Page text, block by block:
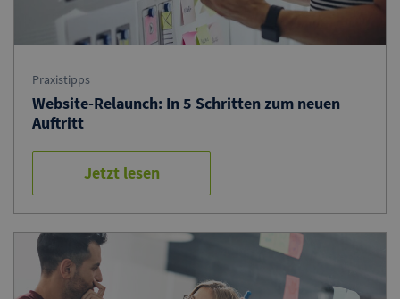
Praxistipps
Website-Relaunch: In 5 Schritten zum neuen
Auftritt
Jetzt lesen